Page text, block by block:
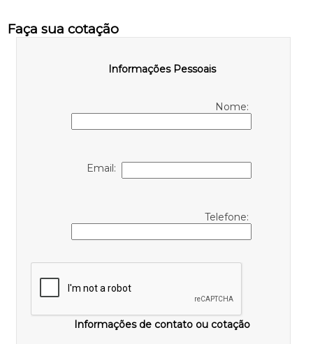
Faça sua cotação
Informações Pessoais
Nome:
Email:
Telefone:
Informações de contato ou cotação